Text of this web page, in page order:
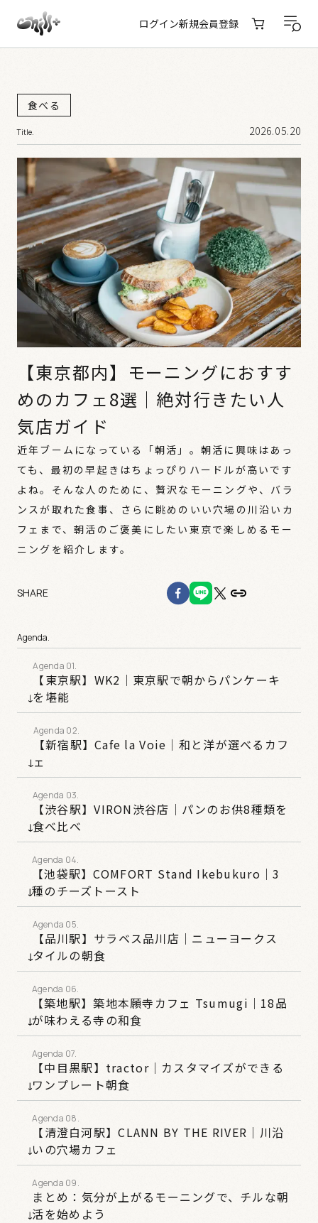
ログイン新規会員登録
食べる
Title. 2026.05.20
【東京都内】モーニングにおすす
めのカフェ8選｜絶対行きたい人
気店ガイド
近年ブームになっている「朝活」。朝活に興味はあっ
ても、最初の早起きはちょっぴりハードルが高いです
よね。そんな人のために、贅沢なモーニングや、バラ
ンスが取れた食事、さらに眺めのいい穴場の川沿いカ
フェまで、朝活のご褒美にしたい東京で楽しめるモー
ニングを紹介します。
SHARE
Agenda.
【東京駅】WK2｜東京駅で朝からパンケーキ
を堪能
【新宿駅】Cafe la Voie｜和と洋が選べるカフ
ェ
【渋谷駅】VIRON渋谷店｜パンのお供8種類を
食べ比べ
【池袋駅】COMFORT Stand Ikebukuro｜3
種のチーズトースト
【品川駅】サラベス品川店｜ニューヨークス
タイルの朝食
【築地駅】築地本願寺カフェ Tsumugi｜18品
が味わえる寺の和食
【中目黒駅】tractor｜カスタマイズができる
ワンプレート朝食
【清澄白河駅】CLANN BY THE RIVER｜川沿
いの穴場カフェ
まとめ：気分が上がるモーニングで、チルな朝
活を始めよう